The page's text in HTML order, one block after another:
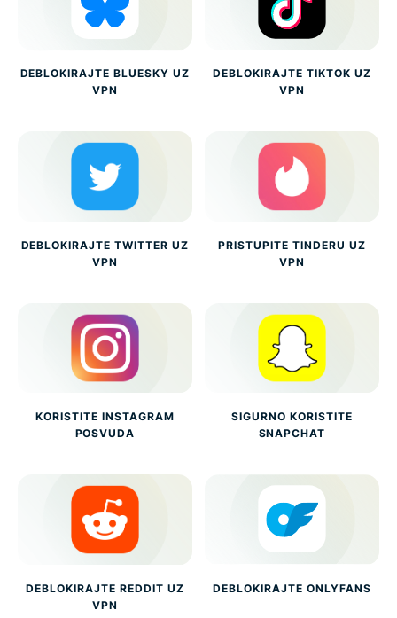
DEBLOKIRAJTE BLUESKY UZ
VPN
DEBLOKIRAJTE TIKTOK UZ
VPN
DEBLOKIRAJTE TWITTER UZ
VPN
PRISTUPITE TINDERU UZ
VPN
KORISTITE INSTAGRAM
POSVUDA
SIGURNO KORISTITE
SNAPCHAT
DEBLOKIRAJTE REDDIT UZ
VPN
DEBLOKIRAJTE ONLYFANS